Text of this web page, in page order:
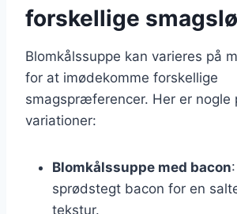
forskellige
Blomkålssuppe kan varieres på
for at imødekomme forskellige
smagspræferencer. Her er nogle
variationer:
Blomkålssuppe med bacon
sprødstegt bacon for en
tekstur.